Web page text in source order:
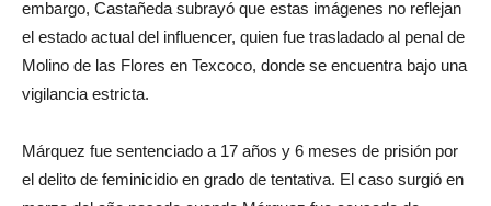
embargo, Castañeda subrayó que estas imágenes no reflejan
el estado actual del influencer, quien fue trasladado al penal de
Molino de las Flores en Texcoco, donde se encuentra bajo una
vigilancia estricta.
Márquez fue sentenciado a 17 años y 6 meses de prisión por
el delito de feminicidio en grado de tentativa. El caso surgió en